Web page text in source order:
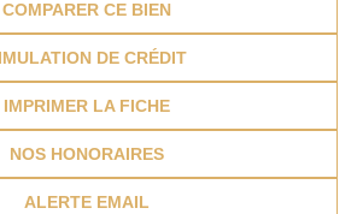
COMPARER CE BIEN
DE CRÉDIT
IMPRIMER LA FICHE
NOS HONORAIRES
ALERTE EMAIL